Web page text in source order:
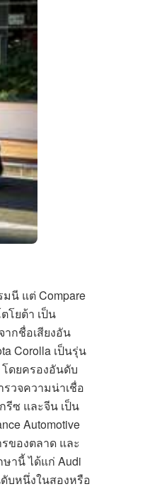
นี แต่ Compare
โยต้า เป็น
กชื่อเสียงอัน
Corolla เป็นรุ่น
ดยครองอันดับ
วจความน่าเชื่อ
รีซ และจีน เป็น
Automotive
ของตลาด และ
านี้ ได้แก่ Audi
บหนึ่งในสองหรือ